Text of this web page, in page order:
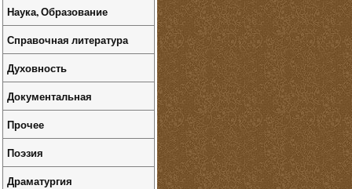
Наука, Образование
Справочная литература
Духовность
Документальная
Прочее
Поэзия
Драматургия